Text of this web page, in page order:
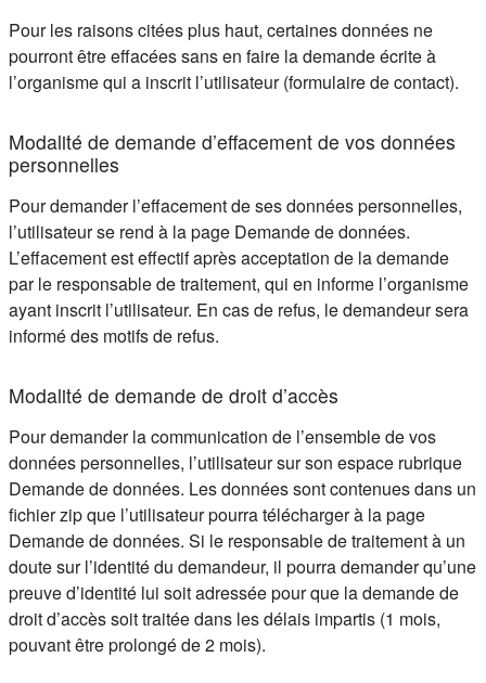
Pour les raisons citées plus haut, certaines données ne
pourront être effacées sans en faire la demande écrite à
l’organisme qui a inscrit l’utilisateur (formulaire de contact).
Modalité de demande d’effacement de vos données
personnelles
Pour demander l’effacement de ses données personnelles,
l’utilisateur se rend à la page Demande de données.
L’effacement est effectif après acceptation de la demande
par le responsable de traitement, qui en informe l’organisme
ayant inscrit l’utilisateur. En cas de refus, le demandeur sera
informé des motifs de refus.
Modalité de demande de droit d’accès
Pour demander la communication de l’ensemble de vos
données personnelles, l’utilisateur sur son espace rubrique
Demande de données. Les données sont contenues dans un
fichier zip que l’utilisateur pourra télécharger à la page
Demande de données. Si le responsable de traitement à un
doute sur l’identité du demandeur, il pourra demander qu’une
preuve d’identité lui soit adressée pour que la demande de
droit d’accès soit traitée dans les délais impartis (1 mois,
pouvant être prolongé de 2 mois).